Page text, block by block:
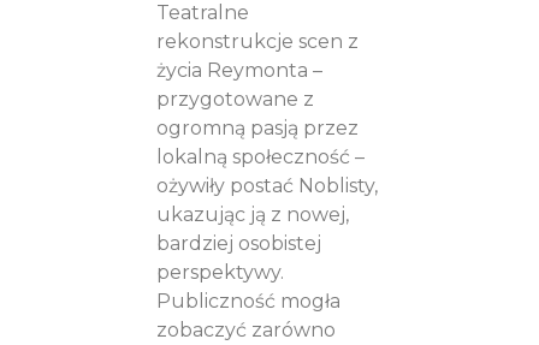
Teatralne
rekonstrukcje scen z
życia Reymonta –
przygotowane z
ogromną pasją przez
lokalną społeczność –
ożywiły postać Noblisty,
ukazując ją z nowej,
bardziej osobistej
perspektywy.
Publiczność mogła
zobaczyć zarówno